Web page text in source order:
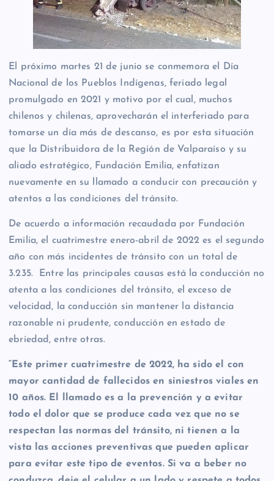
El próximo martes 21 de junio se conmemora el Día
Nacional de los Pueblos Indígenas, feriado legal
promulgado en 2021 y motivo por el cual, muchos
chilenos y chilenas, aprovecharán el interferiado para
tomarse un día más de descanso, es por esta situación
que la Distribuidora de la Región de Valparaíso y su
aliado estratégico, Fundación Emilia, enfatizan
nuevamente en su llamado a conducir con precaución y
atentos a las condiciones del tránsito.
De acuerdo a información recaudada por Fundación
Emilia, el cuatrimestre enero-abril de 2022 es el segundo
año con más incidentes de tránsito con un total de
3.235. Entre las principales causas está la conducción no
atenta a las condiciones del tránsito, el exceso de
velocidad, la conducción sin mantener la distancia
razonable ni prudente, conducción en estado de
ebriedad, entre otras.
“Este primer cuatrimestre de 2022, ha sido el con
mayor cantidad de fallecidos en siniestros viales en
10 años. El llamado es a la prevención y a evitar
todo el dolor que se produce cada vez que no se
respectan las normas del tránsito, ni tienen a la
vista las acciones preventivas que pueden aplicar
para evitar este tipo de eventos. Si va a beber no